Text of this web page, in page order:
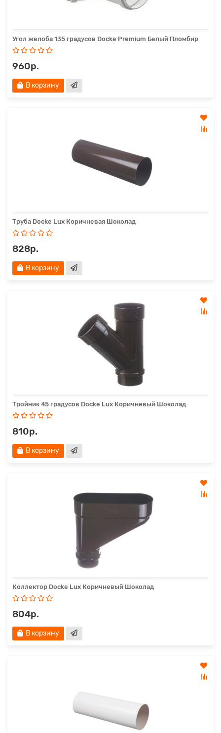
Угол желоба 135 градусов Docke Premium Белый Пломбир
960р.
В корзину
Труба Docke Lux Коричневая Шоколад
828р.
В корзину
Тройник 45 градусов Docke Lux Коричневый Шоколад
810р.
В корзину
Коллектор Docke Lux Коричневый Шоколад
804р.
В корзину